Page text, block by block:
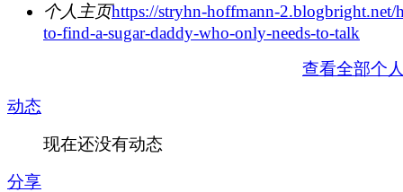
个人主页https://stryhn-hoffmann-2.blogbright.net/
to-find-a-sugar-daddy-who-only-needs-to-talk
查看全部个
动态
现在还没有动态
分享